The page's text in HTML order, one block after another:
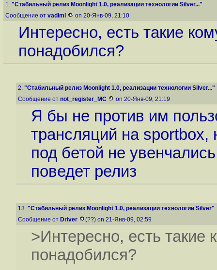
1. "Стабильный релиз Moonlight 1.0, реализации технологии Silver..."
Сообщение от vadiml on 20-Янв-09, 21:10
Интересно, есть такие
понадобился?
2. "Стабильный релиз Moonlight 1.0, реализации технологии Silver..."
Сообщение от not_register_MC on 20-Янв-09, 21:19
Я бы не против им
трансляций на sportbox,
под бетой не
поведет релиз
13. "Стабильный релиз Moonlight 1.0, реализации технологии Silver"
Сообщение от Driver (??) on 21-Янв-09, 02:59
>Интересно, есть такие
понадобился?